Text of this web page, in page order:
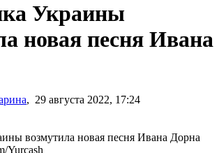
Украины
новая песня Ивана
, 29 августа 2022, 17:24
Yurcash